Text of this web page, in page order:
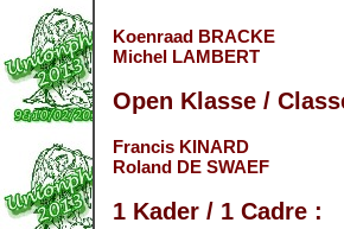
Koenraad BRACKE
Michel LAMBERT
Open Klasse /
Francis KINARD
Roland DE SWAEF
1 Kader / 1 Cadre :